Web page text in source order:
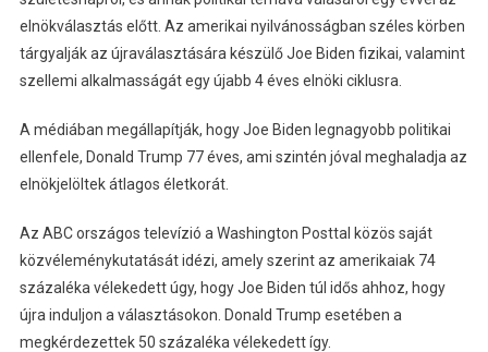
elnökválasztás előtt. Az amerikai nyilvánosságban széles körben
tárgyalják az újraválasztására készülő Joe Biden fizikai, valamint
szellemi alkalmasságát egy újabb 4 éves elnöki ciklusra.
A médiában megállapítják, hogy Joe Biden legnagyobb politikai
ellenfele, Donald Trump 77 éves, ami szintén jóval meghaladja az
elnökjelöltek átlagos életkorát.
Az ABC országos televízió a Washington Posttal közös saját
közvéleménykutatását idézi, amely szerint az amerikaiak 74
százaléka vélekedett úgy, hogy Joe Biden túl idős ahhoz, hogy
újra induljon a választásokon. Donald Trump esetében a
megkérdezettek 50 százaléka vélekedett így.